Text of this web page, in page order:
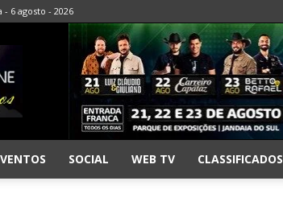
6 agosto - 2026
SOCIAL WEB TV CLASSIFICADOS